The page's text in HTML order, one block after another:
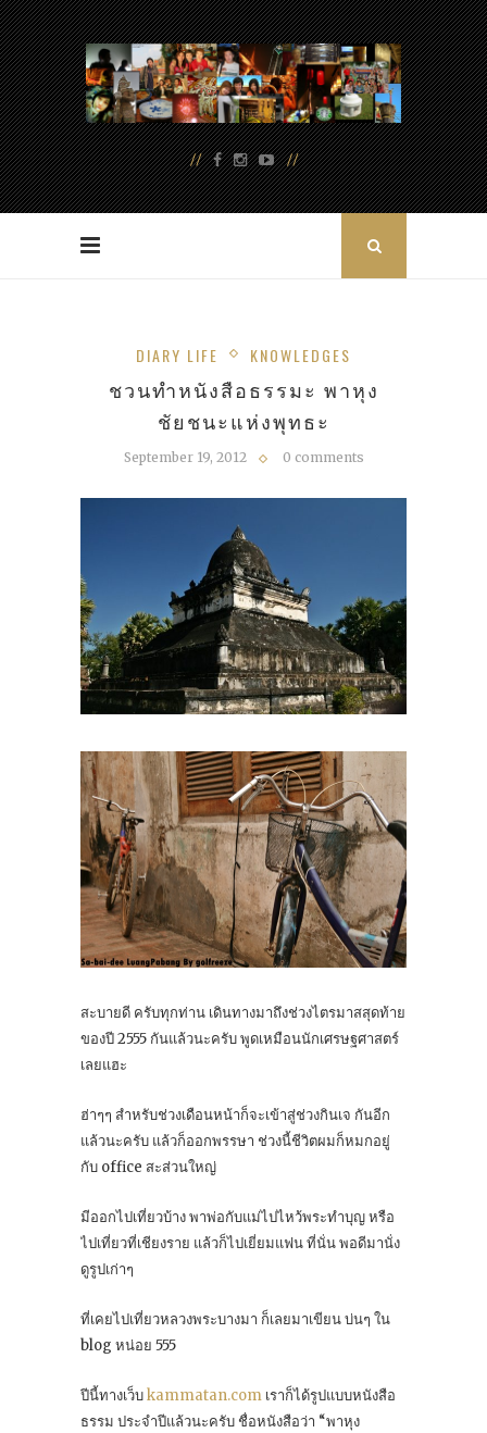
DIARY LIFE KNOWLEDGES
ชวนทำหนังสือธรรมะ พาหุง
ชัยชนะแห่งพุทธะ
September 19, 2012 0 comments
สะบายดี ครับทุกท่าน เดินทางมาถึงช่วงไตรมาสสุดท้าย
ของปี 2555 กันแล้วนะครับ พูดเหมือนนักเศรษฐศาสตร์
เลยแฮะ
ฮ่าๆๆ สำหรับช่วงเดือนหน้าก็จะเข้าสู่ช่วงกินเจ กันอีก
แล้วนะครับ แล้วก็ออกพรรษา ช่วงนี้ชีวิตผมก็หมกอยู่
กับ office สะส่วนใหญ่
มีออกไปเที่ยวบ้าง พาพ่อกับแม่ไปไหว้พระทำบุญ หรือ
ไปเที่ยวที่เชียงราย แล้วก็ไปเยี่ยมแฟน ที่นั่น พอดีมานั่ง
ดูรูปเก่าๆ
ที่เคยไปเที่ยวหลวงพระบางมา ก็เลยมาเขียน บ่นๆ ใน
blog หน่อย 555
ปีนี้ทางเว็บkammatan.com เราก็ได้รูปแบบหนังสือ
ธรรม ประจำปีแล้วนะครับ ชื่อหนังสือว่า “พาหุง